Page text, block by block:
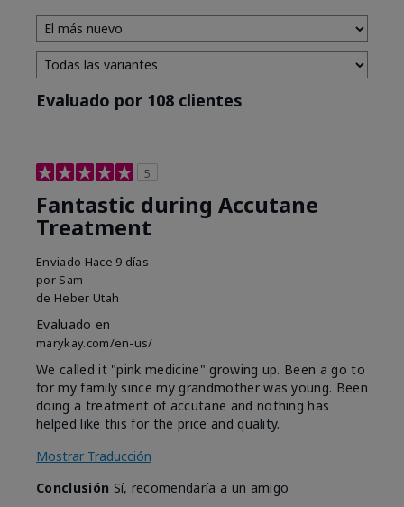
Evaluado por 108 clientes
5
Fantastic during Accutane
Treatment
Enviado Hace 9 días
por Sam
de Heber Utah
Evaluado en
marykay.com/en-us/
We called it "pink medicine" growing up. Been a go to
for my family since my grandmother was young. Been
doing a treatment of accutane and nothing has
helped like this for the price and quality.
Mostrar Traducción
Conclusión Sí, recomendaría a un amigo